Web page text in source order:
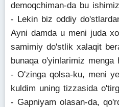
demoqchiman-da bu
- Lekin biz oddiy
Ayni damda u meni juda
samimiy do'stlik xalaqit
bunaqa o'yinlarimiz menga
- O'zinga qolsa-ku, meni
kuldim uning tizzasida
- Gapniyam olasan-da,